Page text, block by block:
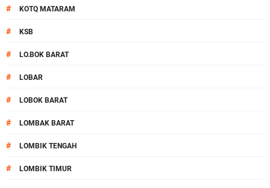
# KOTQ MATARAM
# KSB
# LO.BOK BARAT
# LOBAR
# LOBOK BARAT
# LOMBAK BARAT
# LOMBIK TENGAH
# LOMBIK TIMUR